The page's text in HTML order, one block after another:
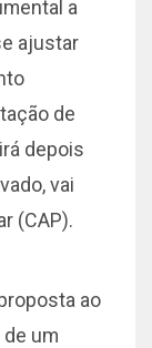
a
ajustar
de
depois
vai
(CAP).
ao
um